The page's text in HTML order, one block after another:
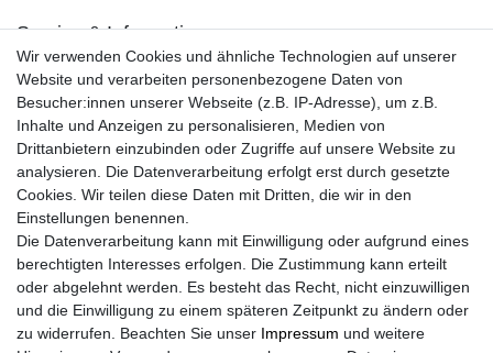
Service & Informationen
Kontakt
Retouren
Widerrufsrecht
Widerrufs­formular
Impressum
Daten­schutz­erklärung
AGB
Größentabelle
Kataloge
Barrierefreiheitserklärung
Sicherheitsinformationen
Wir verwenden Cookies und ähnliche Technologien auf unserer
Website und verarbeiten personenbezogene Daten von
Besucher:innen unserer Webseite (z.B. IP-Adresse), um z.B.
Inhalte und Anzeigen zu personalisieren, Medien von
Drittanbietern einzubinden oder Zugriffe auf unsere Website zu
analysieren. Die Datenverarbeitung erfolgt erst durch gesetzte
Cookies. Wir teilen diese Daten mit Dritten, die wir in den
Einstellungen benennen.
Die Datenverarbeitung kann mit Einwilligung oder aufgrund eines
berechtigten Interesses erfolgen. Die Zustimmung kann erteilt
oder abgelehnt werden. Es besteht das Recht, nicht einzuwilligen
und die Einwilligung zu einem späteren Zeitpunkt zu ändern oder
zu widerrufen. Beachten Sie unser Impressum und weitere